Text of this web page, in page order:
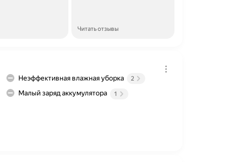
Читать отзывы
Неэффективная влажная уборка 2
Малый заряд аккумулятора 1